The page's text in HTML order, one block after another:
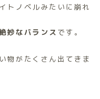
トノベルみたいに崩れ
妙なバランス です。
物がたくさん出てきま